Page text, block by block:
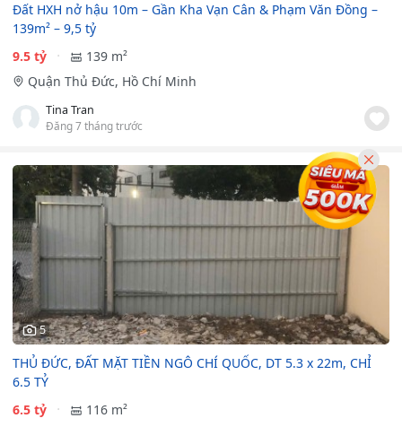
Đất HXH nở hậu 10m – Gần Kha Vạn Cân & Phạm Văn Đồng –
139m² – 9,5 tỷ
9.5 tỷ
139 m²
Quận Thủ Đức, Hồ Chí Minh
Tina Tran
Đăng 7 tháng trước
5
THỦ ĐỨC, ĐẤT MẶT TIỀN NGÔ CHÍ QUỐC, DT 5.3 x 22m, CHỈ
6.5 TỶ
6.5 tỷ
116 m²